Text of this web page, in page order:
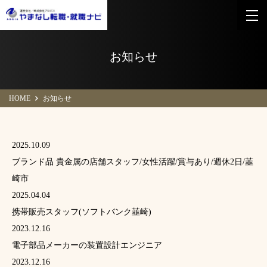
お知らせ
HOME お知らせ
2025.10.09
ブランド品 貴金属の店舗スタッフ/女性活躍/賞与あり/週休2日/韮
崎市
2025.04.04
携帯販売スタッフ(ソフトバンク韮崎)
2023.12.16
電子部品メーカーの装置設計エンジニア
2023.12.16